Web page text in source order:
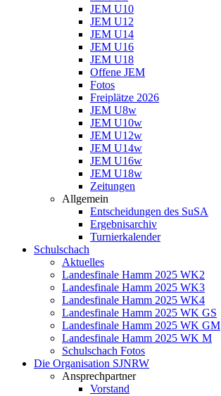
JEM U10
JEM U12
JEM U14
JEM U16
JEM U18
Offene JEM
Fotos
Freiplätze 2026
JEM U8w
JEM U10w
JEM U12w
JEM U14w
JEM U16w
JEM U18w
Zeitungen
Allgemein
Entscheidungen des SuSA
Ergebnisarchiv
Turnierkalender
Schulschach
Aktuelles
Landesfinale Hamm 2025 WK2
Landesfinale Hamm 2025 WK3
Landesfinale Hamm 2025 WK4
Landesfinale Hamm 2025 WK GS
Landesfinale Hamm 2025 WK GM
Landesfinale Hamm 2025 WK M
Schulschach Fotos
Die Organisation SJNRW
Ansprechpartner
Vorstand